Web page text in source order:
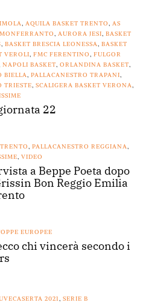
, AQUILA BASKET TRENTO, AS
, AURORA JESI, BASKET
, BASKET BRESCIA LEONESSA, BASKET
VEROLI, FMC FERENTINO, FULGOR
NAPOLI BASKET, ORLANDINA BASKET,
BIELLA, PALLACANESTRO TRAPANI,
TRIESTE, SCALIGERA BASKET VERONA,
22
, PALLACANESTRO REGGIANA,
, VIDEO
a Beppe Poeta dopo
Bon Reggio Emilia
EUROPEE
chi vincerà secondo i
2021, SERIE B